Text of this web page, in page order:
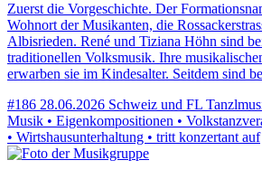
Zuerst die Vorgeschichte. Der
Wohnort der Musikanten, die
Albisrieden. René und Tiziana Höhn sind
traditionellen Volksmusik. Ihre
erwarben sie im Kindesalter. Seitdem sind
#186 28.06.2026 Schweiz und FL
Musik • Eigenkompositionen •
• Wirtshausunterhaltung • tritt konzertant auf